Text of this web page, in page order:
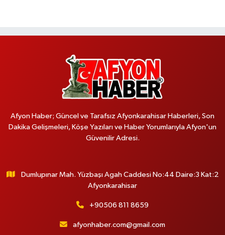
Afyon Haber; Güncel ve Tarafsız Afyonkarahisar Haberleri, Son
Dakika Gelişmeleri, Köşe Yazıları ve Haber Yorumlarıyla Afyon'un
Güvenilir Adresi.
Dumlupınar Mah. Yüzbaşı Agah Caddesi No:44 Daire:3 Kat:2
Afyonkarahisar
+90506 811 8659
afyonhaber.com@gmail.com